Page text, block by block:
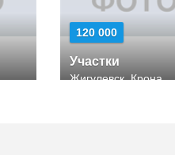
120 000
Участки
Жигулевск, Крона